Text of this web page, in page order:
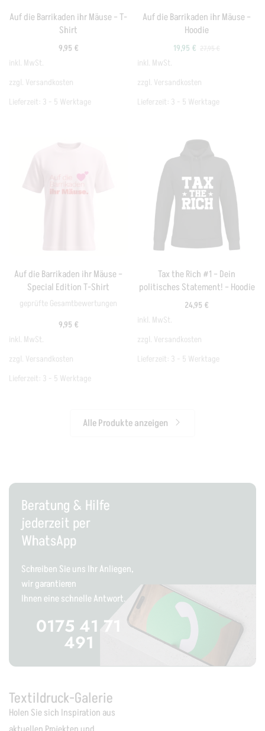
Auf die Barrikaden ihr Mäuse – T-
Shirt
9,95 €
inkl. MwSt.
zzgl. Versandkosten
Lieferzeit: 3 - 5 Werktage
Auf die Barrikaden ihr Mäuse –
Hoodie
19,95 €
inkl. MwSt.
zzgl. Versandkosten
Lieferzeit: 3 - 5 Werktage
Auf die Barrikaden ihr Mäuse –
Special Edition T-Shirt
geprüfte Gesamtbewertungen
9,95 €
inkl. MwSt.
zzgl. Versandkosten
Lieferzeit: 3 - 5 Werktage
Tax the Rich #1 – Dein
politisches Statement! – Hoodie
24,95 €
inkl. MwSt.
zzgl. Versandkosten
Lieferzeit: 3 - 5 Werktage
Alle Produkte anzeigen
Beratung & Hilfe
jederzeit per
WhatsApp
Schreiben Sie uns Ihr Anliegen,
wir garantieren
Ihnen eine schnelle Antwort.
0175 41 71
491
Textildruck-Galerie
Holen Sie sich Inspiration aus